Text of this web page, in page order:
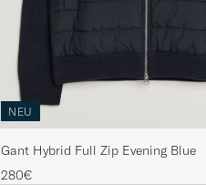
NEU
Gant Hybrid Full Zip Evening Blue
280€